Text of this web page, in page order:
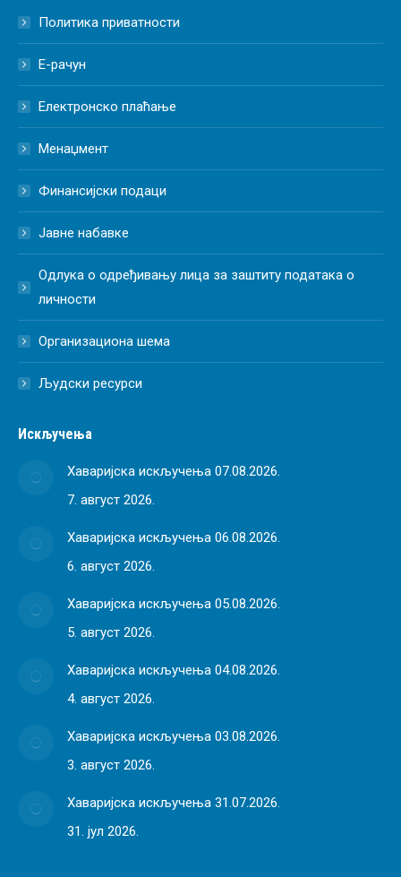
Политика приватности
Е-рачун
Електронско плаћање
Менаџмент
Финансијски подаци
Јавне набавке
Одлука о одређивању лица за заштиту података о
личности
Организациона шема
Људски ресурси
Искључења
Хаваријска искључења 07.08.2026.
7. август 2026.
Хаваријска искључења 06.08.2026.
6. август 2026.
Хаваријска искључења 05.08.2026.
5. август 2026.
Хаваријска искључења 04.08.2026.
4. август 2026.
Хаваријска искључења 03.08.2026.
3. август 2026.
Хаваријска искључења 31.07.2026.
31. јул 2026.